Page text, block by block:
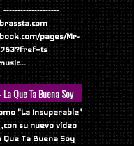
pages/Mr-
Que Ta Buena Soy
"La Insuperable"
su nuevo vídeo
Que Ta Buena Soy